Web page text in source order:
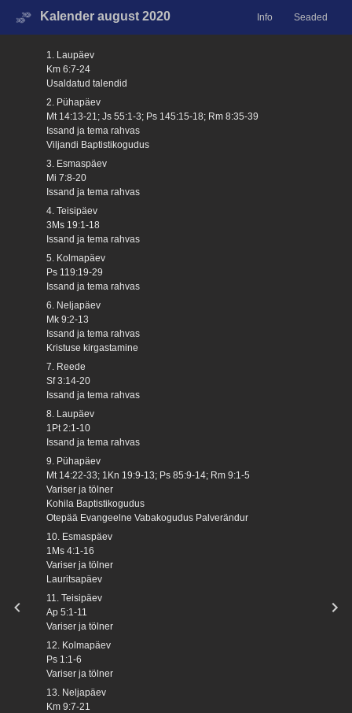
Kalender august 2020 Info Seaded
1. Laupäev
Km 6:7-24
Usaldatud talendid
2. Pühapäev
Mt 14:13-21; Js 55:1-3; Ps 145:15-18; Rm 8:35-39
Issand ja tema rahvas
Viljandi Baptistikogudus
3. Esmaspäev
Mi 7:8-20
Issand ja tema rahvas
4. Teisipäev
3Ms 19:1-18
Issand ja tema rahvas
5. Kolmapäev
Ps 119:19-29
Issand ja tema rahvas
6. Neljapäev
Mk 9:2-13
Issand ja tema rahvas
Kristuse kirgastamine
7. Reede
Sf 3:14-20
Issand ja tema rahvas
8. Laupäev
1Pt 2:1-10
Issand ja tema rahvas
9. Pühapäev
Mt 14:22-33; 1Kn 19:9-13; Ps 85:9-14; Rm 9:1-5
Variser ja tölner
Kohila Baptistikogudus
Otepää Evangeelne Vabakogudus Palverändur
10. Esmaspäev
1Ms 4:1-16
Variser ja tölner
Lauritsapäev
11. Teisipäev
Ap 5:1-11
Variser ja tölner
12. Kolmapäev
Ps 1:1-6
Variser ja tölner
13. Neljapäev
Km 9:7-21